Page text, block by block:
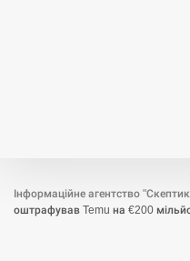
Інформаційне агентство
оштрафував Temu на €200